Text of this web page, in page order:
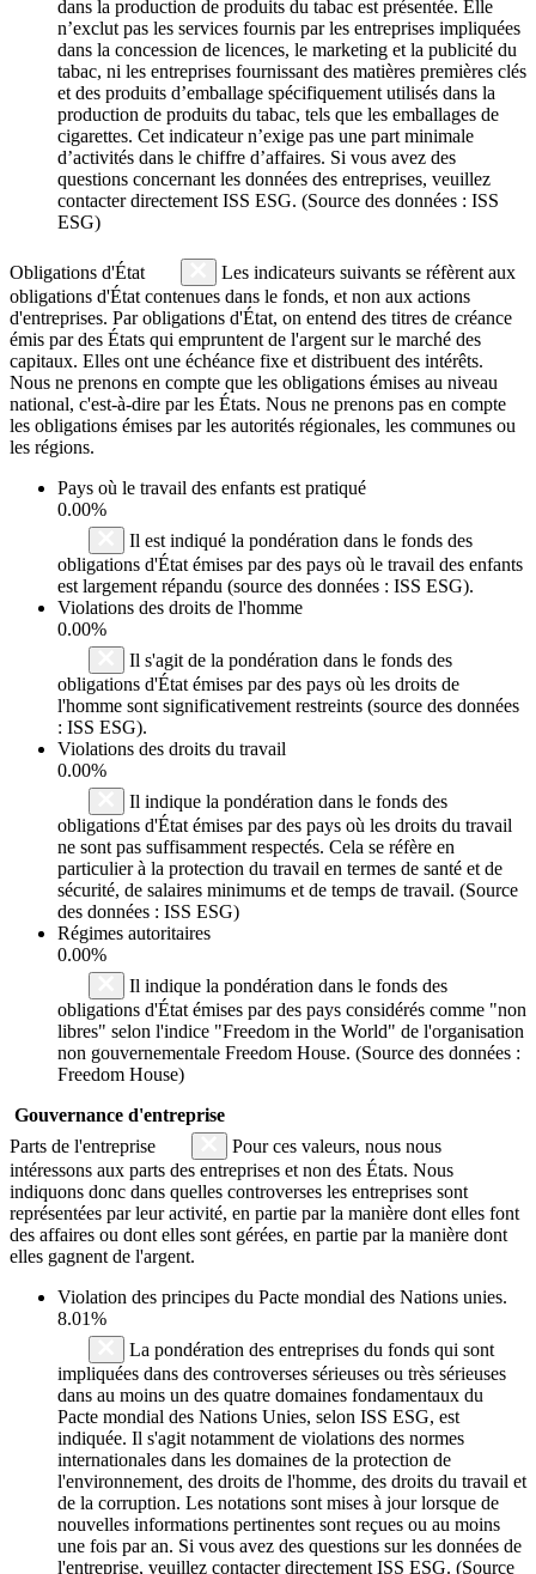
dans la production de produits du tabac est présentée. Elle
n’exclut pas les services fournis par les entreprises impliquées
dans la concession de licences, le marketing et la publicité du
tabac, ni les entreprises fournissant des matières premières clés
et des produits d’emballage spécifiquement utilisés dans la
production de produits du tabac, tels que les emballages de
cigarettes. Cet indicateur n’exige pas une part minimale
d’activités dans le chiffre d’affaires. Si vous avez des
questions concernant les données des entreprises, veuillez
contacter directement ISS ESG. (Source des données : ISS
ESG)
Obligations d'État
Les indicateurs suivants se réfèrent aux
obligations d'État contenues dans le fonds, et non aux actions
d'entreprises. Par obligations d'État, on entend des titres de créance
émis par des États qui empruntent de l'argent sur le marché des
capitaux. Elles ont une échéance fixe et distribuent des intérêts.
Nous ne prenons en compte que les obligations émises au niveau
national, c'est-à-dire par les États. Nous ne prenons pas en compte
les obligations émises par les autorités régionales, les communes ou
les régions.
Pays où le travail des enfants est pratiqué
0.00%
Il est indiqué la pondération dans le fonds des
obligations d'État émises par des pays où le travail des enfants
est largement répandu (source des données : ISS ESG).
Violations des droits de l'homme
0.00%
Il s'agit de la pondération dans le fonds des
obligations d'État émises par des pays où les droits de
l'homme sont significativement restreints (source des données
: ISS ESG).
Violations des droits du travail
0.00%
Il indique la pondération dans le fonds des
obligations d'État émises par des pays où les droits du travail
ne sont pas suffisamment respectés. Cela se réfère en
particulier à la protection du travail en termes de santé et de
sécurité, de salaires minimums et de temps de travail. (Source
des données : ISS ESG)
Régimes autoritaires
0.00%
Il indique la pondération dans le fonds des
obligations d'État émises par des pays considérés comme "non
libres" selon l'indice "Freedom in the World" de l'organisation
non gouvernementale Freedom House. (Source des données :
Freedom House)
Gouvernance d'entreprise
Parts de l'entreprise
Pour ces valeurs, nous nous
intéressons aux parts des entreprises et non des États. Nous
indiquons donc dans quelles controverses les entreprises sont
représentées par leur activité, en partie par la manière dont elles font
des affaires ou dont elles sont gérées, en partie par la manière dont
elles gagnent de l'argent.
Violation des principes du Pacte mondial des Nations unies.
8.01%
La pondération des entreprises du fonds qui sont
impliquées dans des controverses sérieuses ou très sérieuses
dans au moins un des quatre domaines fondamentaux du
Pacte mondial des Nations Unies, selon ISS ESG, est
indiquée. Il s'agit notamment de violations des normes
internationales dans les domaines de la protection de
l'environnement, des droits de l'homme, des droits du travail et
de la corruption. Les notations sont mises à jour lorsque de
nouvelles informations pertinentes sont reçues ou au moins
une fois par an. Si vous avez des questions sur les données de
l'entreprise, veuillez contacter directement ISS ESG. (Source